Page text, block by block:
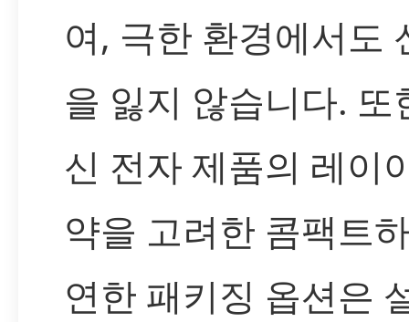
여, 극한 환경에서도
을 잃지 않습니다. 또
신 전자 제품의 레이
약을 고려한 콤팩트
연한 패키징 옵션은